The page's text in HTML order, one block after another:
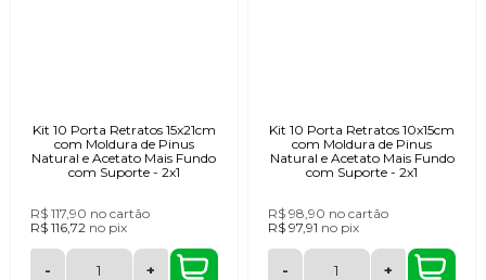
Kit 10 Porta Retratos 15x21cm
com Moldura de Pinus
Natural e Acetato Mais Fundo
com Suporte - 2x1
R$ 117,90 no cartão
R$ 116,72 no pix
- +
Kit 10 Porta Retratos 10x15cm
com Moldura de Pinus
Natural e Acetato Mais Fundo
com Suporte - 2x1
R$ 98,90 no cartão
R$ 97,91 no pix
- +